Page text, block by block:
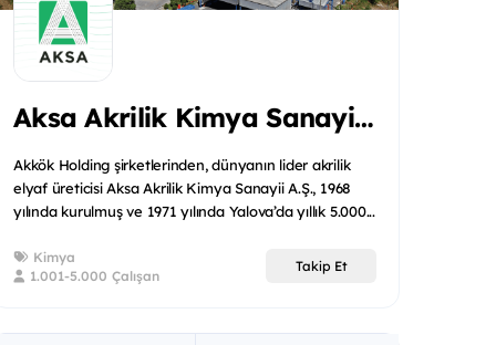
Aksa Akrilik Kimya Sanayii
Akkök Holding şirketlerinden, dünyanın lider akrilik
elyaf üreticisi Aksa Akrilik Kimya Sanayii A.Ş., 1968
yılında kurulmuş ve 1971 yılında Yalova’da yıllık 5.000...
Kimya
1.001-5.000 Çalışan
Takip Et